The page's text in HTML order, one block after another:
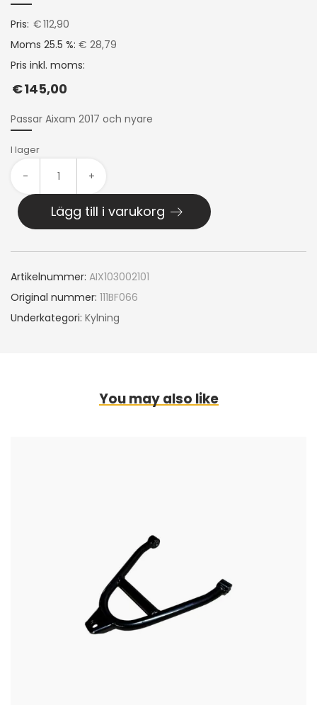
Pris: €112,90
Moms 25.5 %: € 28,79
Pris inkl. moms:
€145,00
Passar Aixam 2017 och nyare
I lager
- +
Lägg till i varukorg
Artikelnummer: AIX103002101
Original nummer: 111BF066
Underkategori: Kylning
You may also like